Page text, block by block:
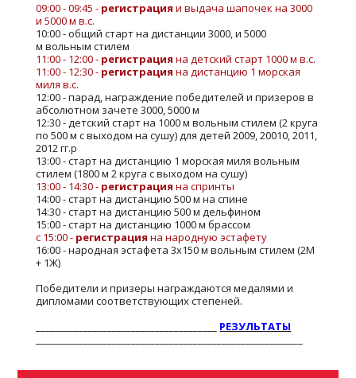
09:00 - 09:45 - регистрация и выдача шапочек на 3000
и 5000 м в.с.
10:00 - общий старт на дистанции 3000, и 5000
м вольным стилем
11:00 - 12:00 - регистрация на детский старт 1000 м в.с.
11:00 - 12:30 - регистрация на дистанцию 1 морская
миля в.с.
12:00 - парад, награждение победителей и призеров в
абсолютном зачете 3000, 5000 м
12:30 - детский старт на 1000 м вольным стилем (2 круга
по 500 м с выходом на сушу) для детей 2009, 20010, 2011,
2012 гг.р
13:00 - старт на дистанцию 1 морская миля вольным
стилем (1800 м 2 круга с выходом на сушу)
13:00 - 14:30 - регистрацияна спринты
14:00 - старт на дистанцию 500 м на спине
14:30 - старт на дистанцию 500 м дельфином
15:00 - старт на дистанцию 1000 м брассом
с 15:00 - регистрация на народную эстафету
16:00 - народная эстафета 3х150 м вольным стилем (2М
+ 1Ж)
Победители и призеры награждаются медалями и
дипломами соответствующих степеней.
РЕЗУЛЬТАТЫ